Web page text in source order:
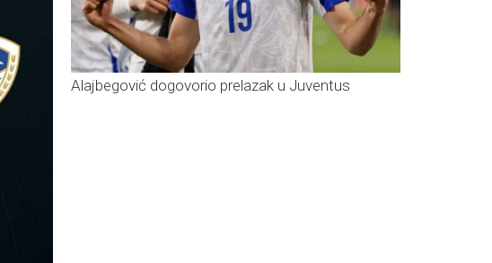
Alajbegović dogovorio prelazak u Juventus